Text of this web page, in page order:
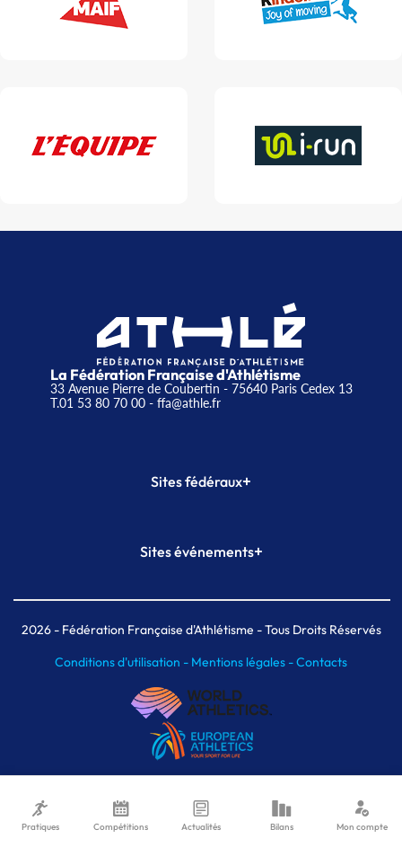
La Fédération Française d'Athlétisme
33 Avenue Pierre de Coubertin - 75640 Paris Cedex 13
T.01 53 80 70 00- ffa@athle.fr
Sites fédéraux+
Plateforme Formation
Sites événements+
Meeting de Paris indoor
MAIF Ekiden de Paris
2026- Fédération Française d'Athlétisme - Tous Droits Réservés
Conditions d'utilisation - Mentions légales -Contacts
Pratiques Compétitions Actualités Bilans Mon compte